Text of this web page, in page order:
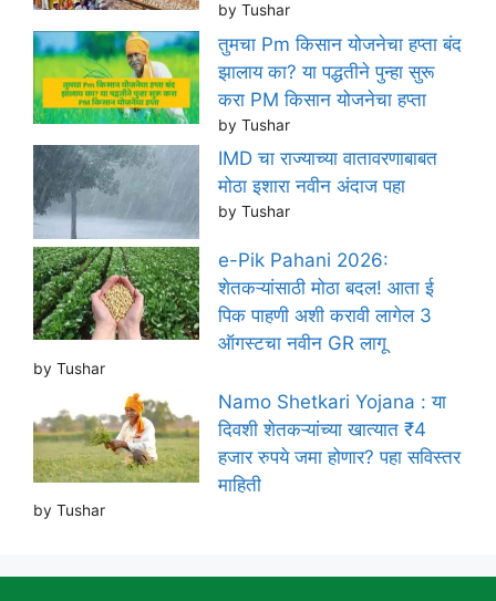
by Tushar
तुमचा Pm किसान योजनेचा हप्ता बंद
झालाय का? या पद्धतीने पुन्हा सुरू
करा PM किसान योजनेचा हप्ता
by Tushar
IMD चा राज्याच्या वातावरणाबाबत
मोठा इशारा नवीन अंदाज पहा
by Tushar
e-Pik Pahani 2026:
शेतकऱ्यांसाठी मोठा बदल! आता ई
पिक पाहणी अशी करावी लागेल 3
ऑगस्टचा नवीन GR लागू
by Tushar
Namo Shetkari Yojana : या
दिवशी शेतकऱ्यांच्या खात्यात ₹4
हजार रुपये जमा होणार? पहा सविस्तर
माहिती
by Tushar